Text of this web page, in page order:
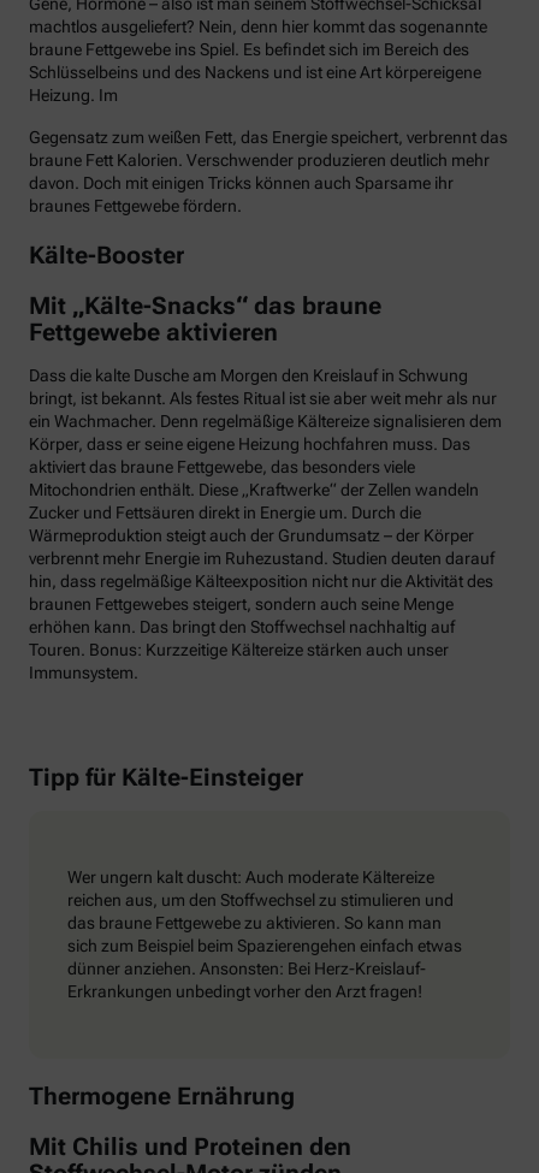
Gene, Hormone – also ist man seinem Stoffwechsel-Schicksal
machtlos ausgeliefert? Nein, denn hier kommt das sogenannte
braune Fettgewebe ins Spiel. Es befindet sich im Bereich des
Schlüsselbeins und des Nackens und ist eine Art körpereigene
Heizung. Im
Gegensatz zum weißen Fett, das Energie speichert, verbrennt das
braune Fett Kalorien. Verschwender produzieren deutlich mehr
davon. Doch mit einigen Tricks können auch Sparsame ihr
braunes Fettgewebe fördern.
Kälte-Booster
Mit „Kälte-Snacks“ das braune
Fettgewebe aktivieren
Dass die kalte Dusche am Morgen den Kreislauf in Schwung
bringt, ist bekannt. Als festes Ritual ist sie aber weit mehr als nur
ein Wachmacher. Denn regelmäßige Kältereize signalisieren dem
Körper, dass er seine eigene Heizung hochfahren muss. Das
aktiviert das braune Fettgewebe, das besonders viele
Mitochondrien enthält. Diese „Kraftwerke“ der Zellen wandeln
Zucker und Fettsäuren direkt in Energie um. Durch die
Wärmeproduktion steigt auch der Grundumsatz – der Körper
verbrennt mehr Energie im Ruhezustand. Studien deuten darauf
hin, dass regelmäßige Kälteexposition nicht nur die Aktivität des
braunen Fettgewebes steigert, sondern auch seine Menge
erhöhen kann. Das bringt den Stoffwechsel nachhaltig auf
Touren. Bonus: Kurzzeitige Kältereize stärken auch unser
Immunsystem.
Tipp für Kälte-Einsteiger
Wer ungern kalt duscht: Auch moderate Kältereize
reichen aus, um den Stoffwechsel zu stimulieren und
das braune Fettgewebe zu aktivieren. So kann man
sich zum Beispiel beim Spazierengehen einfach etwas
dünner anziehen. Ansonsten: Bei Herz-Kreislauf-
Erkrankungen unbedingt vorher den Arzt fragen!
Thermogene Ernährung
Mit Chilis und Proteinen den